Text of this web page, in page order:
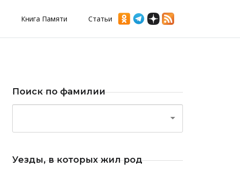
Книга Памяти Статьи
Поиск по фамилии
Уезды, в которых жил род